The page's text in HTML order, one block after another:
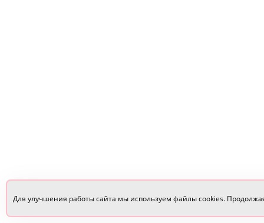
Для улучшения работы сайта мы используем файлы cookies.